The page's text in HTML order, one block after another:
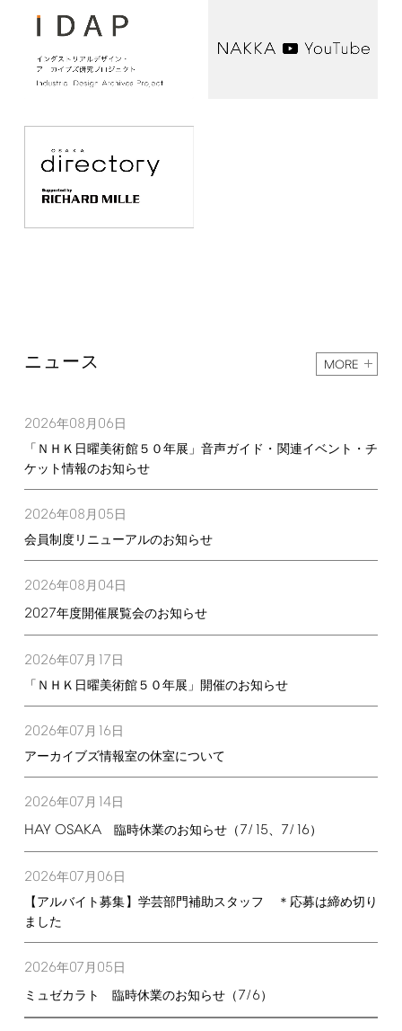
ニュース MORE
2026年08月 06日
「ＮＨＫ日曜美術館５０年展」音声ガイド・関連イベント・チ
ケット情報のお知らせ
2026年08月 05日
会員制度リニューアルのお知らせ
2026年08月 04日
2027年度開催展覧会のお知らせ
2026年07月 17日
「ＮＨＫ日曜美術館５０年展」開催のお知らせ
2026年07月 16日
アーカイブズ情報室の休室について
2026年07月 14日
HAY OSAKA臨時休業のお知らせ（7/15、 7/16）
2026年07月 06日
【アルバイト募集】学芸部門補助スタッフ ＊応募は締め切り
ました
2026年07月 05日
ミュゼカラト 臨時休業のお知らせ（7/6）